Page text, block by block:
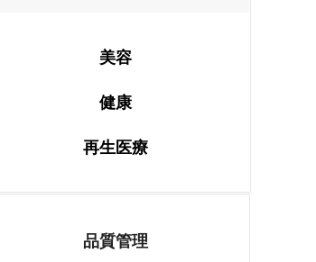
美容
健康
再生医療
品質管理